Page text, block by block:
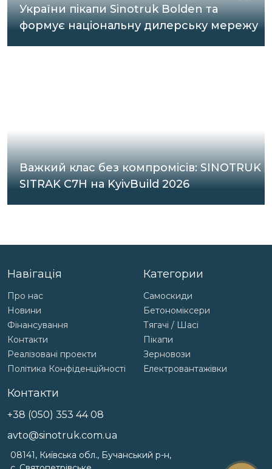
України пікапи Sinotruk Bolden та
формує національну дилерську мережу
Важкий клас без компромісів: SINOTRUK
SITRAK C7H на KyivBuild 2026
Навігація
Про нас
Новини
Фінансування
Контакти
Реалізовані проекти
Політика Конфіденційності
Категории
Самоскиди
Бетономіксери
Тягачі / Шасі
Пікапи
Зерновози
Електровантажівки
Контакти
+38 (050) 353 44 08
avto@sinotruk.com.ua
08141, Київська обл., Бучанський р-н,